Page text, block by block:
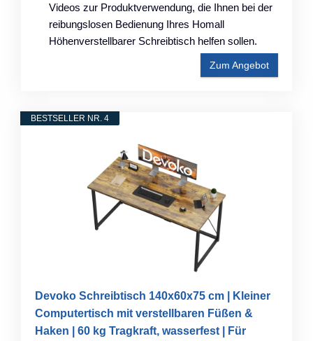
Videos zur Produktverwendung, die Ihnen bei der
reibungslosen Bedienung Ihres Homall
Höhenverstellbarer Schreibtisch helfen sollen.
Zum Angebot
BESTSELLER NR. 4
Devoko Schreibtisch 140x60x75 cm | Kleiner
Computertisch mit verstellbaren Füßen &
Haken | 60 kg Tragkraft, wasserfest | Für